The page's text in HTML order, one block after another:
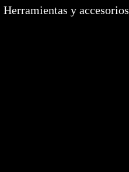
Herramientas y accesorios